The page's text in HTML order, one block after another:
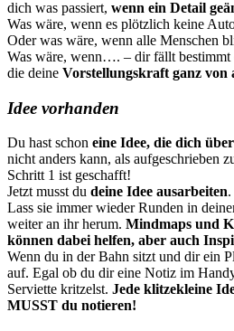
dich was passiert, wenn ein Detail
Was wäre, wenn es plötzlich keine
Oder was wäre, wenn alle Menschen
Was wäre, wenn…. – dir fällt bestimmt
die deine Vorstellungskraft ganz von
Idee vorhanden
Du hast schon eine Idee, die dich
nicht anders kann, als aufgeschrieben
Schritt 1 ist geschafft!
Jetzt musst du deine Idee ausarbeiten.
Lass sie immer wieder Runden in
weiter an ihr herum. Mindmaps und
können dabei helfen, aber auch
Wenn du in der Bahn sitzt und dir ein
auf. Egal ob du dir eine Notiz im
Serviette kritzelst. Jede klitzekleine
MUSST du notieren!